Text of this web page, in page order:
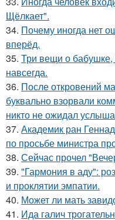
Щёлкает".
34. Почему иногда нет
вперёд.
35. Три вещи о бабушке,
навсегда.
36. После откровений
буквально взорвали
никто не ожидал
37. Академик ран
по просьбе министра
38. Сейчас прочел
39. "Гармония в аду":
и проклятии эмпатии.
40. Может ли мать
41. Ида галич